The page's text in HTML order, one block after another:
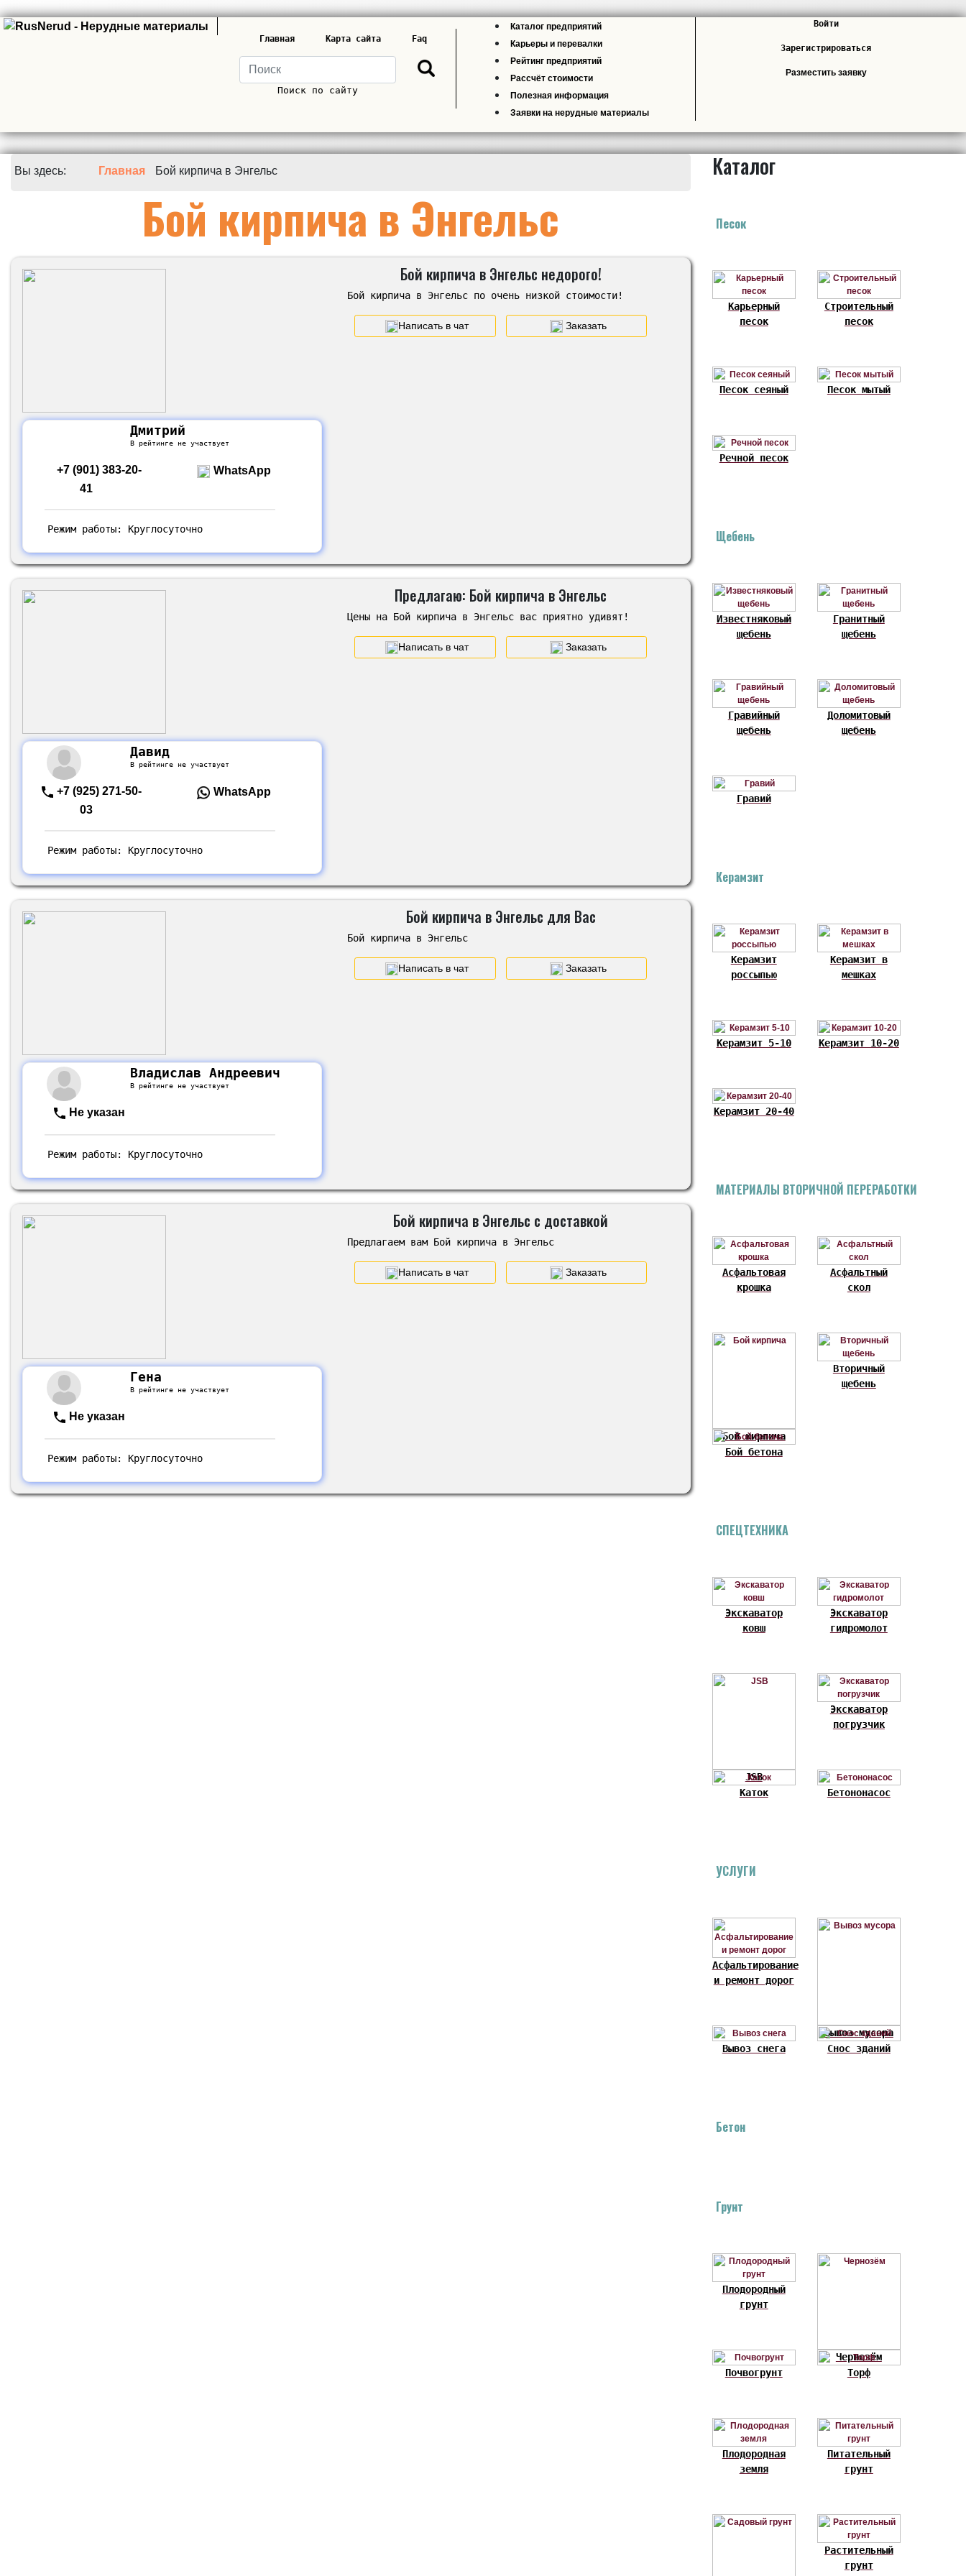
Главная Карта сайта Faq
Поиск по сайту
Каталог предприятий
Карьеры и перевалки
Рейтинг предприятий
Рассчёт стоимости
Полезная информация
Заявки на нерудные материалы
Войти
Зарегистрироваться
Разместить заявку
Вы здесь: Главная Бой кирпича в Энгельс
Бой кирпича в Энгельс
Дмитрий
В рейтинге не участвует
+7 (901) 383-20-
41
WhatsApp
Режим работы: Круглосуточно
Бой кирпича в Энгельс недорого!
Бой кирпича в Энгельс по очень низкой стоимости!
Написать в чат Заказать
Давид
В рейтинге не участвует
+7 (925) 271-50-
03
WhatsApp
Режим работы: Круглосуточно
Предлагаю: Бой кирпича в Энгельс
Цены на Бой кирпича в Энгельс вас приятно удивят!
Написать в чат Заказать
Владислав Андреевич
В рейтинге не участвует
Не указан
Режим работы: Круглосуточно
Бой кирпича в Энгельс для Вас
Бой кирпича в Энгельс
Написать в чат Заказать
Гена
В рейтинге не участвует
Не указан
Режим работы: Круглосуточно
Бой кирпича в Энгельс с доставкой
Предлагаем вам Бой кирпича в Энгельс
Написать в чат Заказать
Каталог
Песок
Карьерный
песок
Строительный
песок
Песок сеяный Песок мытый
Речной песок
Щебень
Известняковый
щебень
Гранитный
щебень
Гравийный
щебень
Доломитовый
щебень
Гравий
Керамзит
Керамзит
россыпью
Керамзит в
мешках
Керамзит 5-10 Керамзит 10-20
Керамзит 20-40
МАТЕРИАЛЫ ВТОРИЧНОЙ ПЕРЕРАБОТКИ
Асфальтовая
крошка
Асфальтный
скол
Бой кирпича
Вторичный
щебень
Бой бетона
СПЕЦТЕХНИКА
Экскаватор
ковш
Экскаватор
гидромолот
JSB
Экскаватор
погрузчик
Каток Бетононасос
УСЛУГИ
Асфальтирование
и ремонт дорог
Вывоз мусора
Вывоз снега
Снос зданий
Бетон
Грунт
Плодородный
грунт
Чернозём
Почвогрунт
Торф
Плодородная
земля
Питательный
грунт
Растительный
грунт